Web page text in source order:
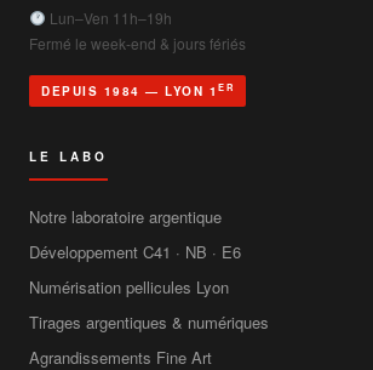
Lun–Ven 11h–19h
Fermé le week-end & jours fériés
DEPUIS 1984 — LYON 1 ER
LE LABO
Notre laboratoire argentique
Développement C41 · NB · E6
Numérisation pellicules Lyon
Tirages argentiques & numériques
Agrandissements Fine Art